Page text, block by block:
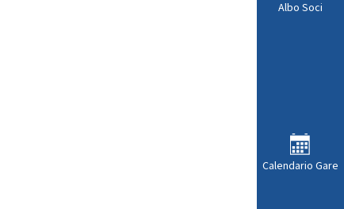
Albo Soci
Calendario Gare